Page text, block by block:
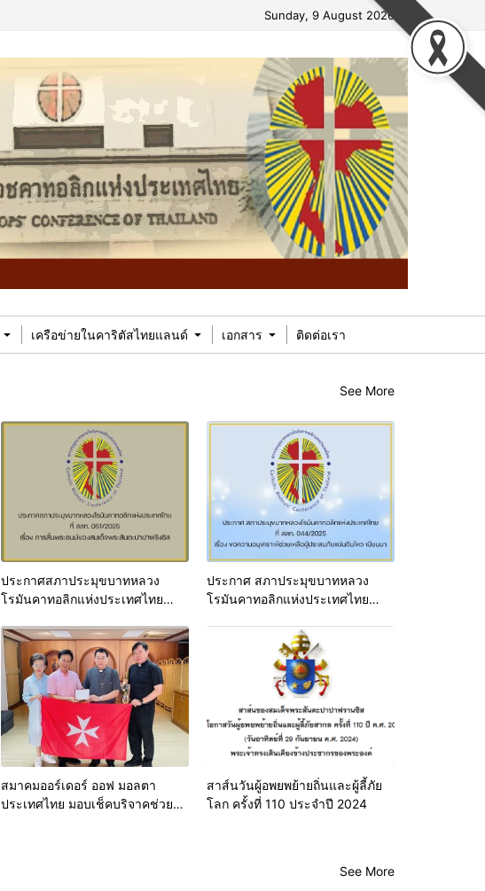
Sunday, 9 August 2026
เครือข่ายในคาริตัสไทยแลนด์ เอกสาร ติดต่อเรา
See More
ประกาศสภาประมุขบาทหลวง
โรมันคาทอลิกแห่งประเทศไทย
พระสันตะปาปาฟรังซิส
ประกาศ สภาประมุขบาทหลวง
โรมันคาทอลิกแห่งประเทศไทย
ผู้ประสบภัยแผ่นดินไหว เมียนมา
สมาคมออร์เดอร์ ออฟ มอลตา
ประเทศไทย มอบเช็คบริจาคช่วย
สาส์นวันผู้อพยพย้ายถิ่นและผู้ลี้ภัย
โลก ครั้งที่ 110 ประจำปี 2024
See More